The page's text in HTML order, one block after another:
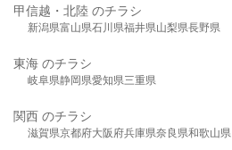
甲信越・北陸 のチラシ
新潟県富山県石川県福井県山梨県長野県
東海 のチラシ
岐阜県静岡県愛知県三重県
関西 のチラシ
滋賀県京都府大阪府兵庫県奈良県和歌山県